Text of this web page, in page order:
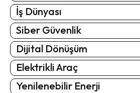
İş Dünyası
Siber Güvenlik
Dijital Dönüşüm
Elektrikli Araç
Yenilenebilir Enerji